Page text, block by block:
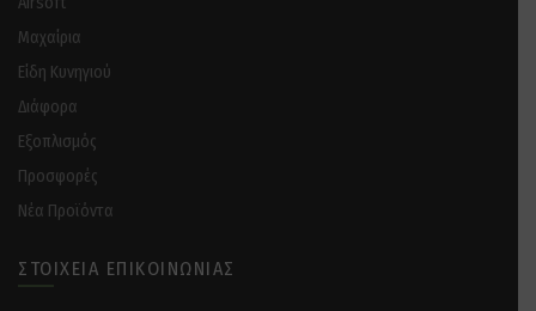
Μαχαίρια
Είδη Κυνηγιού
Διάφορα
Eξοπλισμός
Προσφορές
Νέα Προϊόντα
ΣΤΟΙΧΕΊΑ ΕΠΙΚΟΙΝΩΝΊΑΣ